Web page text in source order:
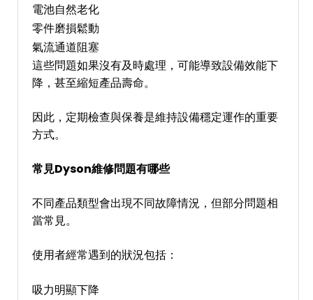
電池自然老化
零件磨損鬆動
氣流通道阻塞
這些問題如果沒有及時處理，可能導致設備效能下
降，甚至縮短產品壽命。
因此，定期檢查與保養是維持設備穩定運作的重要
方式。
常見Dyson維修問題有哪些
不同產品類型會出現不同故障情況，但部分問題相
當常見。
使用者經常遇到的狀況包括：
吸力明顯下降